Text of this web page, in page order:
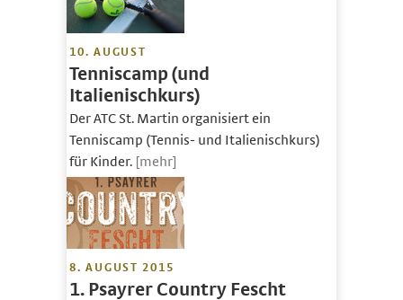
10. AUGUST
Tenniscamp (und
Italienischkurs)
Der ATC St. Martin organisiert ein
Tenniscamp (Tennis- und Italienischkurs)
für Kinder. [mehr]
8. AUGUST 2015
1. Psayrer Country Fescht